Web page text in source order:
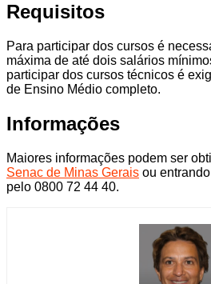
Requisitos
Para participar dos cursos é
máxima de até dois salários
participar dos cursos técnicos é
de Ensino Médio completo.
Informações
Maiores informações podem ser
Senac de Minas Gerais ou
pelo 0800 72 44 40.